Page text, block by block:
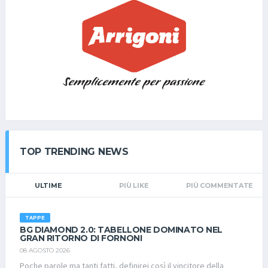
ombrellone + 2 lettini a camera; 6 - Parcheggio interno non
riservato e non custodito; 7 - Il costo dei campi della
competizione ROYAL CUP sono compresi nel pacchetto (per il
FRIENDS vedi info torneo); 8 - Spogliatori ai campi da tennis
salvo disposizioni differenti per COVID. 9- 2 campi padel a
giorno ( sopra ai 12 anni) a carico del giocatore; 11 - Il torneo
FRIENDS ha un costo di € 6,00 Non sono ammessi ANIMALI
DOMESTICI. La camera sarà riservata e garantita solo ad
avvenuto pagamento, con possibilità di DISDIRE SENZA PENALE
tassativamente ENTRO IL 31.08.2023 Costo ROYAL CUP 2023
(totale per i 2 giorni) Euro 185,00 A PERSONA; Per i Bimbi, info in
privato a Simona. Vi aspettiamo! La Direzione RAFT
TOP TRENDING NEWS
ULTIME PIÙ LIKE PIÙ COMMENTATE
TAPPE
BG DIAMOND 2.0: TABELLONE DOMINATO NEL
GRAN RITORNO DI FORNONI
08 AGOSTO 2026
Poche parole ma tanti fatti, definirei così il vincitore della